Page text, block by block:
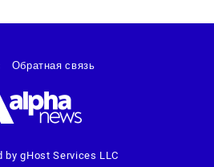
by gHost Services LLC
Обратная связь